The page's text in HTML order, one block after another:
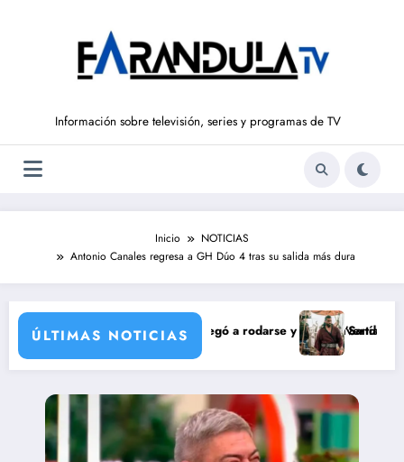
Información sobre televisión, series y programas de TV
Inicio
NOTICIAS
Antonio Canales regresa a GH Dúo 4 tras su salida más dura
ÚLTIMAS NOTICIAS
María Castro
Ordóñez que nunca llegó a rodarse y que convertía a Isabel Pantoja
‘Sandokán’ tendrá